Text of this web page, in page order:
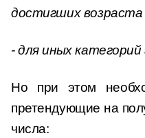
достигших
- для иных категорий
Но при этом
претендующие на
числа: